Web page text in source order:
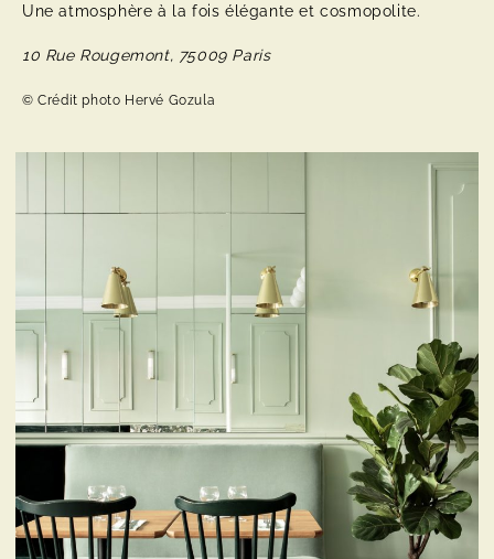
Une atmosphère à la fois élégante et cosmopolite.
10 Rue Rougemont, 75009 Paris
© Crédit photo Hervé Gozula